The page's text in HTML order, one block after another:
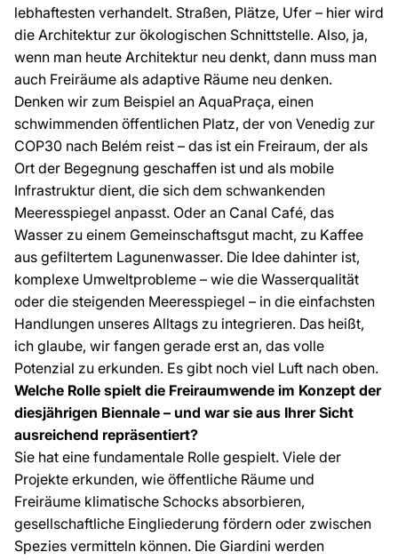
lebhaftesten verhandelt. Straßen, Plätze, Ufer – hier wird
die Architektur zur ökologischen Schnittstelle. Also, ja,
wenn man heute Architektur neu denkt, dann muss man
auch Freiräume als adaptive Räume neu denken.
Denken wir zum Beispiel an AquaPraça, einen
schwimmenden öffentlichen Platz, der von Venedig zur
COP30 nach Belém reist – das ist ein Freiraum, der als
Ort der Begegnung geschaffen ist und als mobile
Infrastruktur dient, die sich dem schwankenden
Meeresspiegel anpasst. Oder an Canal Café, das
Wasser zu einem Gemeinschaftsgut macht, zu Kaffee
aus gefiltertem Lagunenwasser. Die Idee dahinter ist,
komplexe Umweltprobleme – wie die Wasserqualität
oder die steigenden Meeresspiegel – in die einfachsten
Handlungen unseres Alltags zu integrieren. Das heißt,
ich glaube, wir fangen gerade erst an, das volle
Potenzial zu erkunden. Es gibt noch viel Luft nach oben.
Welche Rolle spielt die Freiraumwende im Konzept der
diesjährigen Biennale – und war sie aus Ihrer Sicht
ausreichend repräsentiert?
Sie hat eine fundamentale Rolle gespielt. Viele der
Projekte erkunden, wie öffentliche Räume und
Freiräume klimatische Schocks absorbieren,
gesellschaftliche Eingliederung fördern oder zwischen
Spezies vermitteln können. Die Giardini werden